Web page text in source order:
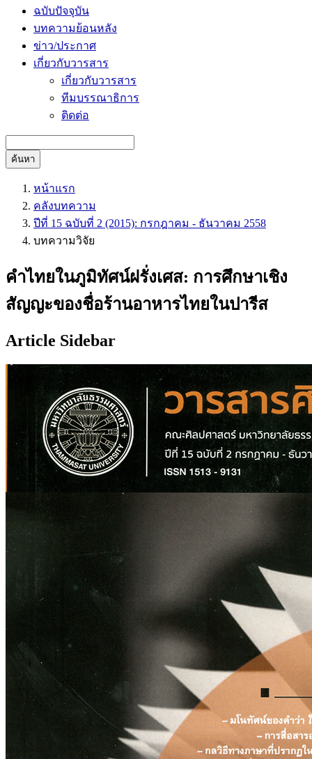
ฉบับปัจจุบัน
บทความย้อนหลัง
ข่าว/ประกาศ
เกี่ยวกับวารสาร
เกี่ยวกับวารสาร
ทีมบรรณาธิการ
ติดต่อ
ค้นหา
หน้าแรก
คลังบทความ
ปีที่ 15 ฉบับที่ 2 (2015): กรกฎาคม - ธันวาคม 2558
บทความวิจัย
คำไทยในภูมิทัศน์ฝรั่งเศส: การศึกษาเชิง
สัญญะของชื่อร้านอาหารไทยในปารีส
Article Sidebar